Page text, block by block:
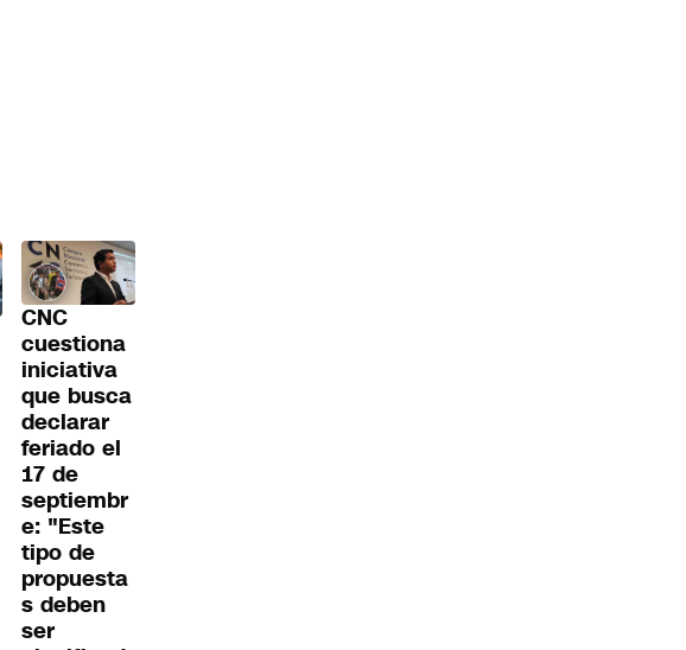
CNC
cuestiona
iniciativa
que busca
declarar
feriado el
17 de
septiembr
e: "Este
tipo de
propuesta
s deben
ser